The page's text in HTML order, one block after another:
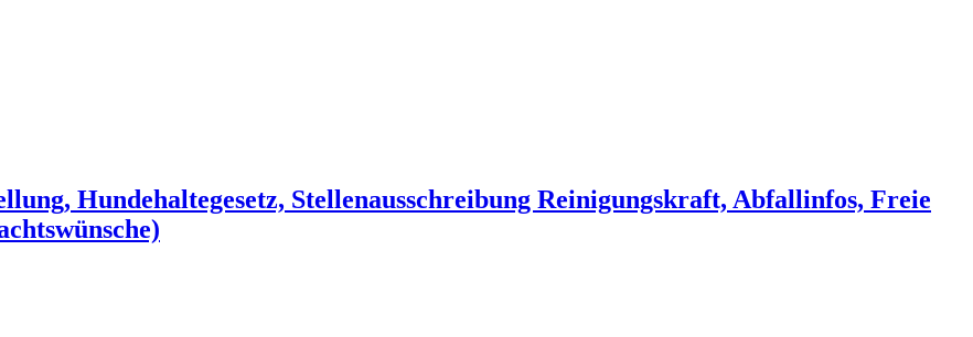
Hundehaltegesetz, Stellenausschreibung Reinigungskraft, Abfallinfos, Freie